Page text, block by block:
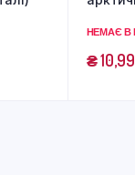
НЕМАЄ В
₴